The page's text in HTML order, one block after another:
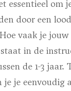
essentieel om
door een
vaak je
in de
de 1-3 jaar.
je eenvoudig